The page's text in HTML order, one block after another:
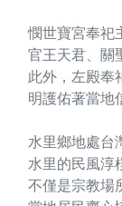
憫世寶宮奉祀
官王天君、關
此外，左殿奉
明護佑著當地
水里鄉地處台
水里的民風淳
不僅是宗教場